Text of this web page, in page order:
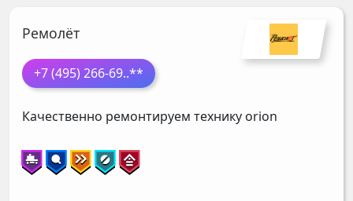
Ремолёт
+7 (495) 266-69..**
Качественно ремонтируем технику orion